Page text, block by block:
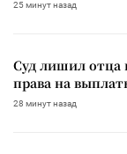
25 минут назад
Суд лишил отца
права на
28 минут назад